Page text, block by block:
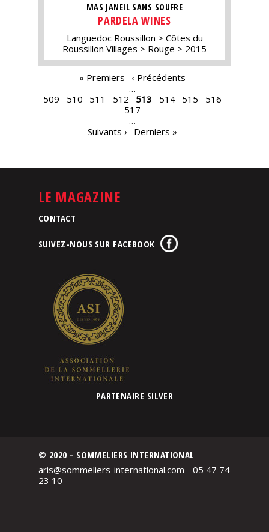
MAS JANEIL SANS SOUFRE
PARDELA WINES
Languedoc Roussillon
Côtes du
Roussillon Villages
Rouge 2015
« Premiers
‹ Précédents
…
509
510 511 512 513 514 515
516
517
…
Suivants ›
Derniers »
LE MAGAZINE
CONTACT
SUIVEZ-NOUS SUR FACEBOOK
PARTENAIRE SILVER
© 2020 - SOMMELIERS INTERNATIONAL
aris@sommeliers-international.com - 05 47 74
23 10